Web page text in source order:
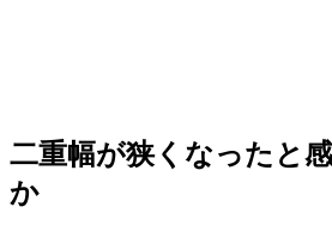
二重幅が狭くなったと
か